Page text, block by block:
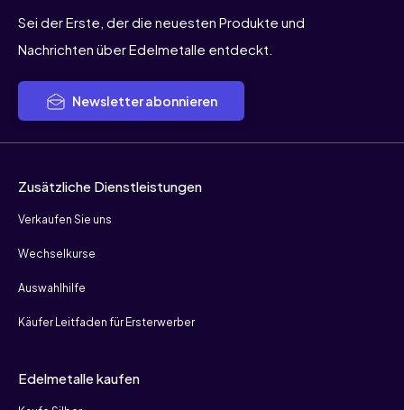
Sei der Erste, der die neuesten Produkte und
Nachrichten über Edelmetalle entdeckt.
Newsletter abonnieren
Zusätzliche Dienstleistungen
Verkaufen Sie uns
Wechselkurse
Auswahlhilfe
Käufer Leitfaden für Ersterwerber
Edelmetalle kaufen